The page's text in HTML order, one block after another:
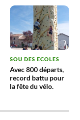
SOU DES ECOLES
Avec 800 départs,
record battu pour
la fête du vélo.